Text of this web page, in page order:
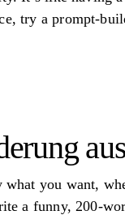
try a prompt-
you want,
a funny, 200-